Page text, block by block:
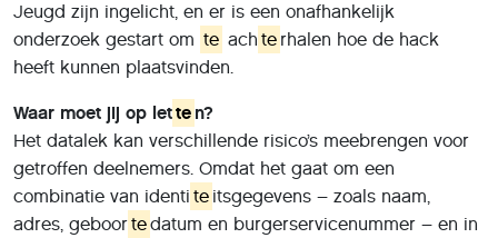
Jeugd zijn ingelicht, en er is een onafhankelijk
onderzoek gestart om te ach te rhalen hoe de hack
heeft kunnen plaatsvinden.
Waar moet jij op lette n?
Het datalek kan verschillende risico’s meebrengen voor
getroffen deelnemers. Omdat het gaat om een
combinatie van identi te itsgegevens – zoals naam,
adres, geboortedatum en burgerservicenummer – en in